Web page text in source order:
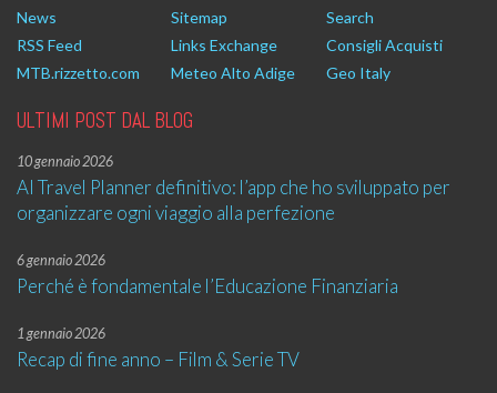
News
Sitemap
Search
RSS Feed
Links Exchange
Consigli Acquisti
MTB.rizzetto.com
Meteo Alto Adige Geo Italy
ULTIMI POST DAL BLOG
10 gennaio 2026
AI Travel Planner definitivo: l’app che ho sviluppato per
organizzare ogni viaggio alla perfezione
6 gennaio 2026
Perché è fondamentale l’Educazione Finanziaria
1 gennaio 2026
Recap di fine anno – Film & Serie TV